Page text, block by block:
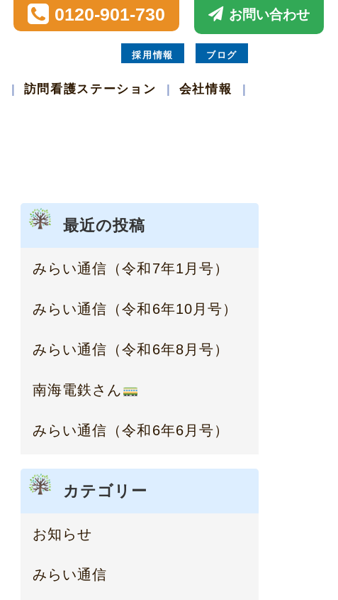
0120-901-730 お問い合わせ
訪問看護ステーション 会社情報
ブログ
採用情報
最近の投稿
みらい通信（令和7年1月号）
みらい通信（令和6年10月号）
みらい通信（令和6年8月号）
南海電鉄さん
みらい通信（令和6年6月号）
カテゴリー
お知らせ
みらい通信